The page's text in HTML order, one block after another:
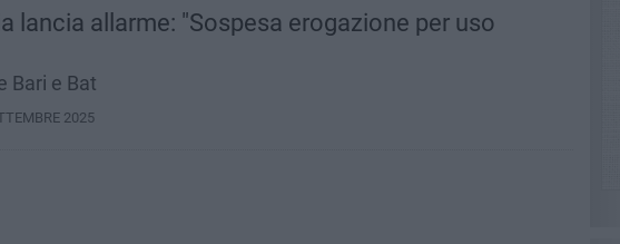
lancia allarme: "Sospesa erogazione per uso
Bari e Bat
2025